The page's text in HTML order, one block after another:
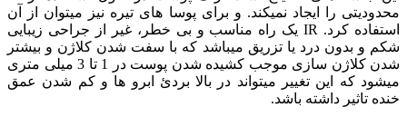
محدودیتی را ایجاد نمیکند. و برای پوسا های تیره نیز میتوان از آن
استفاده کرد. IR یک راه مناسب و بی خطر، غیر از جراحی زیبایی
شکم و بدون درد یا تزریق میباشد که با سفت شدن کلاژن و بیشتر
شدن کلاژن سازی موجب کشیده شدن پوست در 1 تا 3 میلی متری
میشود که این تغییر میتواند در بالا بردئ ابرو ها و کم شدن عمق
خنده تاثیر داشته باشد.